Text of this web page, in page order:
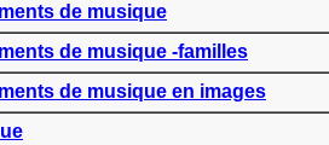
de musique
de musique -familles
de musique en images